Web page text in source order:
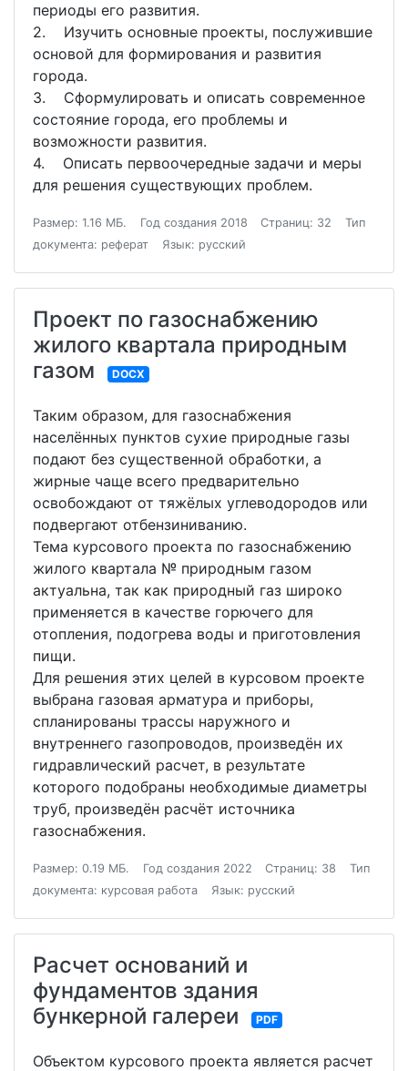
периоды его развития.
2. Изучить основные проекты, послужившие
основой для формирования и развития
города.
3. Сформулировать и описать современное
состояние города, его проблемы и
возможности развития.
4. Описать первоочередные задачи и меры
для решения существующих проблем.
Размер: 1.16 МБ. Год создания 2018 Страниц: 32
Тип
документа: реферат
Язык: русский
Проект по газоснабжению
жилого квартала природным
газом
DOCX
Таким образом, для газоснабжения
населённых пунктов сухие природные газы
подают без существенной обработки, а
жирные чаще всего предварительно
освобождают от тяжёлых углеводородов или
подвергают отбензиниванию.
Тема курсового проекта по газоснабжению
жилого квартала № природным газом
актуальна, так как природный газ широко
применяется в качестве горючего для
отопления, подогрева воды и приготовления
пищи.
Для решения этих целей в курсовом проекте
выбрана газовая арматура и приборы,
спланированы трассы наружного и
внутреннего газопроводов, произведён их
гидравлический расчет, в результате
которого подобраны необходимые диаметры
труб, произведён расчёт источника
газоснабжения.
Размер: 0.19 МБ. Год создания 2022 Страниц: 38
Тип
документа: курсовая работа
Язык: русский
Расчет оснований и
фундаментов здания
бункерной галереи
PDF
Объектом курсового проекта является расчет